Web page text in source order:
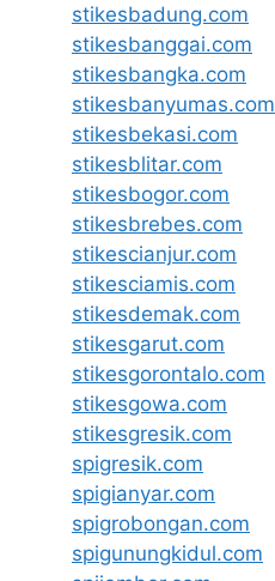
stikesbadung.com
stikesbanggai.com
stikesbangka.com
stikesbanyumas.com
stikesbekasi.com
stikesblitar.com
stikesbogor.com
stikesbrebes.com
stikescianjur.com
stikesciamis.com
stikesdemak.com
stikesgarut.com
stikesgorontalo.com
stikesgowa.com
stikesgresik.com
spigresik.com
spigianyar.com
spigrobongan.com
spigunungkidul.com